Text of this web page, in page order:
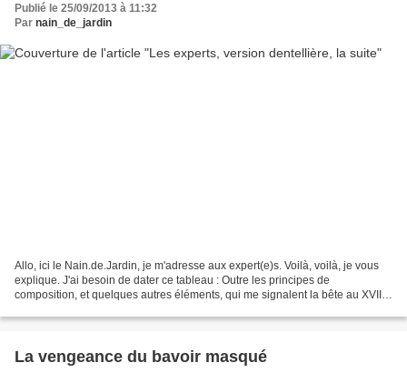
Publié le 25/09/2013 à 11:32
Par nain_de_jardin
Allo, ici le Nain.de.Jardin, je m'adresse aux expert(e)s. Voilà, voilà, je vous
explique. J'ai besoin de dater ce tableau : Outre les principes de
composition, et quelques autres éléments, qui me signalent la bête au XVIIe
La vengeance du bavoir masqué